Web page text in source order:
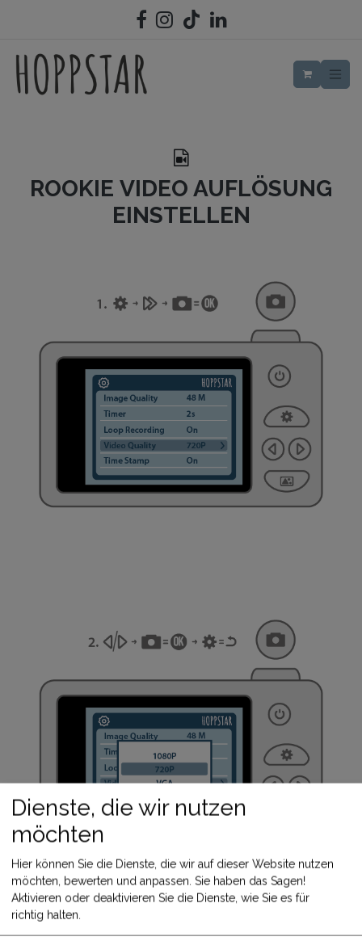
ROOKIE VIDEO AUFLÖSUNG
EINSTELLEN
Dienste, die wir nutzen
möchten
Hier können Sie die Dienste, die wir auf dieser Website nutzen
möchten, bewerten und anpassen. Sie haben das Sagen!
Aktivieren oder deaktivieren Sie die Dienste, wie Sie es für
richtig halten.